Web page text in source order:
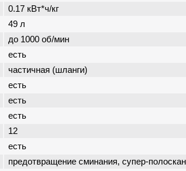
0.17 кВт*ч/кг
49 л
до 1000 об/мин
есть
частичная (шланги)
есть
есть
есть
12
есть
предотвращение сминания, супер-